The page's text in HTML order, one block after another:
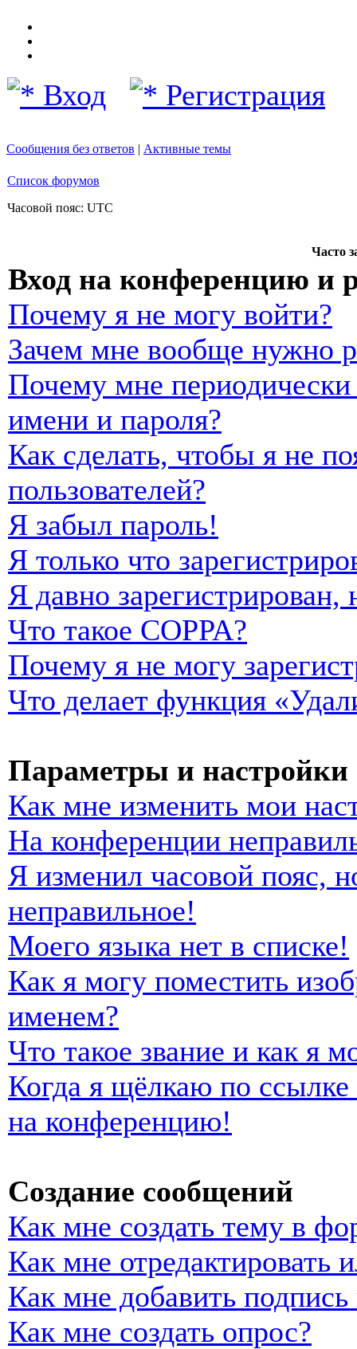
Вход Регистрация
Сообщения без ответов | Активные темы
Список форумов
Часовой пояс: UTC
Часто
Вход на конференцию и
Почему я не могу войти?
Зачем мне вообще нужно
Почему мне периодически
имени и пароля?
Как сделать, чтобы я не
пользователей?
Я забыл пароль!
Я только что
Я давно
Что такое COPPA?
Почему я не могу
Что делает функция
Параметры и настройки
Как мне изменить мои
На конференции
Я изменил часовой пояс,
неправильное!
Моего языка нет в списке!
Как я могу поместить
именем?
Что такое звание и как я
Когда я щёлкаю по
на конференцию!
Создание сообщений
Как мне создать тему в
Как мне отредактировать
Как мне добавить
Как мне создать опрос?